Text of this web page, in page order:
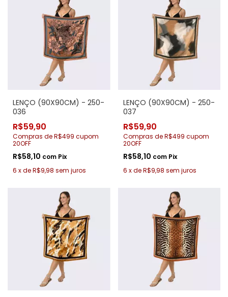
LENÇO (90X90CM) - 250-
036
R$59,90
Compras de R$499 cupom
20OFF
R$58,10 com Pix
6 xdeR$9,98 sem juros
LENÇO (90X90CM) - 250-
037
R$59,90
Compras de R$499 cupom
20OFF
R$58,10 com Pix
6 xdeR$9,98 sem juros